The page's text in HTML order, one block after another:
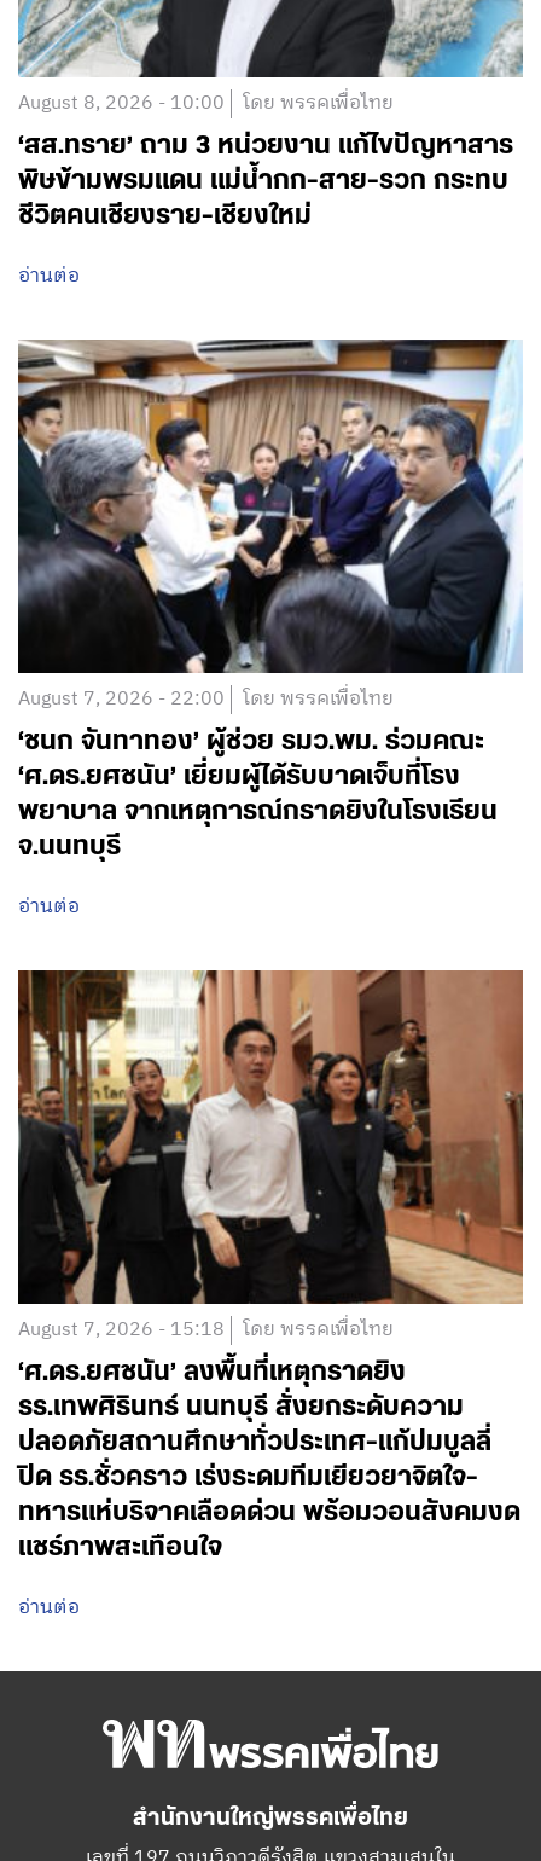
August 8, 2026 - 10:00 โดย พรรคเพื่อไทย
‘สส.ทราย’ ถาม 3 หน่วยงาน แก้ไขปัญหาสาร
พิษข้ามพรมแดน แม่น้ำกก-สาย-รวก กระทบ
ชีวิตคนเชียงราย-เชียงใหม่
อ่านต่อ
August 7, 2026 - 22:00 โดย พรรคเพื่อไทย
‘ชนก จันทาทอง’ ผู้ช่วย รมว.พม. ร่วมคณะ
‘ศ.ดร.ยศชนัน’ เยี่ยมผู้ได้รับบาดเจ็บที่โรง
พยาบาล จากเหตุการณ์กราดยิงในโรงเรียน
จ.นนทบุรี
อ่านต่อ
August 7, 2026 - 15:18 โดย พรรคเพื่อไทย
‘ศ.ดร.ยศชนัน’ ลงพื้นที่เหตุกราดยิง
รร.เทพศิรินทร์ นนทบุรี สั่งยกระดับความ
ปลอดภัยสถานศึกษาทั่วประเทศ-แก้ปมบูลลี่
ปิด รร.ชั่วคราว เร่งระดมทีมเยียวยาจิตใจ-
ทหารแห่บริจาคเลือดด่วน พร้อมวอนสังคมงด
แชร์ภาพสะเทือนใจ
อ่านต่อ
สำนักงานใหญ่พรรคเพื่อไทย